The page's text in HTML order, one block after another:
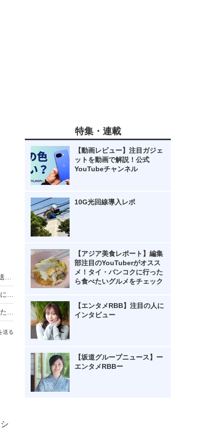
送る
特集・連載
【動画レビュー】注目ガジェ
ットを動画で解説！公式
YouTubeチャンネル
10G光回線導入レポ
【アジア美食レポート】編集
部注目のYouTuberがオスス
メ！タイ・バンコクに行った
ら食べたいグルメをチェック
【エンタメRBB】注目の人に
インタビュー
【坂道グループニュース】ー
エンタメRBBー